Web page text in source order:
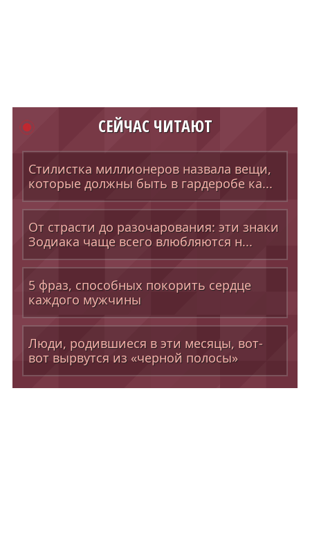
СЕЙЧАС ЧИТАЮТ
Стилистка миллионеров назвала вещи,
которые должны быть в гардеробе ка...
От страсти до разочарования: эти знаки
Зодиака чаще всего влюбляются н...
5 фраз, способных покорить сердце
каждого мужчины
Люди, родившиеся в эти месяцы, вот-
вот вырвутся из «черной полосы»